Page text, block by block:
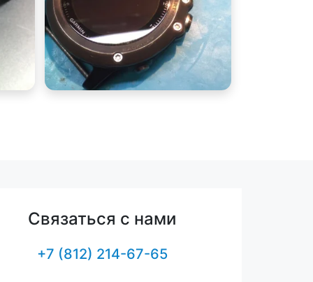
Связаться с нами
+7 (812) 214-67-65